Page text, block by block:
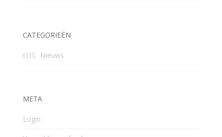
CATEGORIEËN
Nieuws
META
Login